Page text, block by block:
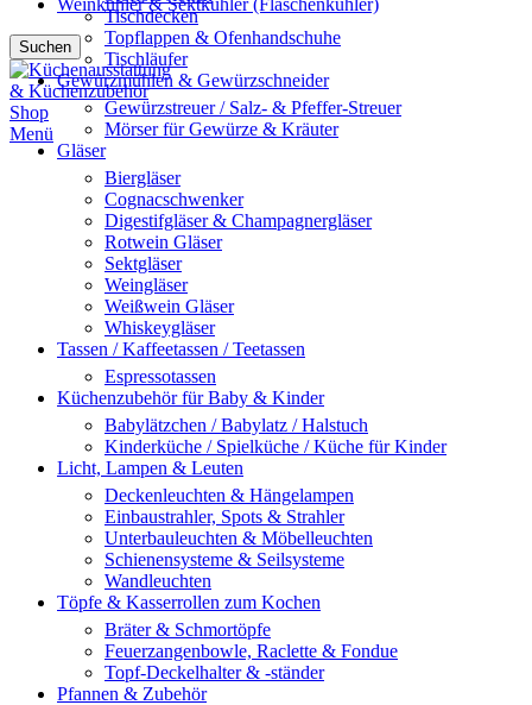
Weinkühler & Sektkühler (Flaschenkühler)
Suchen
Menü
Tischdecken
Topflappen & Ofenhandschuhe
Tischläufer
Gewürzmühlen & Gewürzschneider
Gewürzstreuer / Salz- & Pfeffer-Streuer
Mörser für Gewürze & Kräuter
Gläser
Biergläser
Cognacschwenker
Digestifgläser & Champagnergläser
Rotwein Gläser
Sektgläser
Weingläser
Weißwein Gläser
Whiskeygläser
Tassen / Kaffeetassen / Teetassen
Espressotassen
Küchenzubehör für Baby & Kinder
Babylätzchen / Babylatz / Halstuch
Kinderküche / Spielküche / Küche für Kinder
Licht, Lampen & Leuten
Deckenleuchten & Hängelampen
Einbaustrahler, Spots & Strahler
Unterbauleuchten & Möbelleuchten
Schienensysteme & Seilsysteme
Wandleuchten
Töpfe & Kasserrollen zum Kochen
Bräter & Schmortöpfe
Feuerzangenbowle, Raclette & Fondue
Topf-Deckelhalter & -ständer
Pfannen & Zubehör